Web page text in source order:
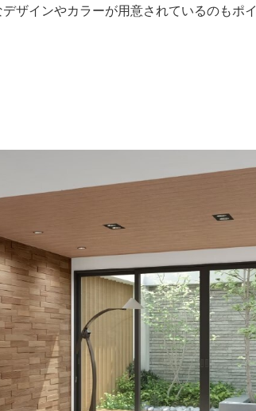
ザインやカラーが用意されているのもポイ